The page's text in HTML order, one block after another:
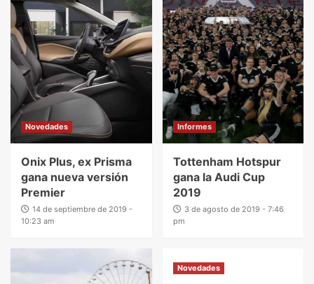
Novedades
Onix Plus, ex Prisma
gana nueva versión
Premier
14 de septiembre de 2019 -
10:23 am
Informes
Tottenham Hotspur
gana la Audi Cup
2019
3 de agosto de 2019 - 7:46
pm
Novedades